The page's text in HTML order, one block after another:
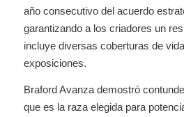
año consecutivo del acuerdo
garantizando a los criadores un
incluye diversas coberturas de
exposiciones.
Braford Avanza demostró
que es la raza elegida para